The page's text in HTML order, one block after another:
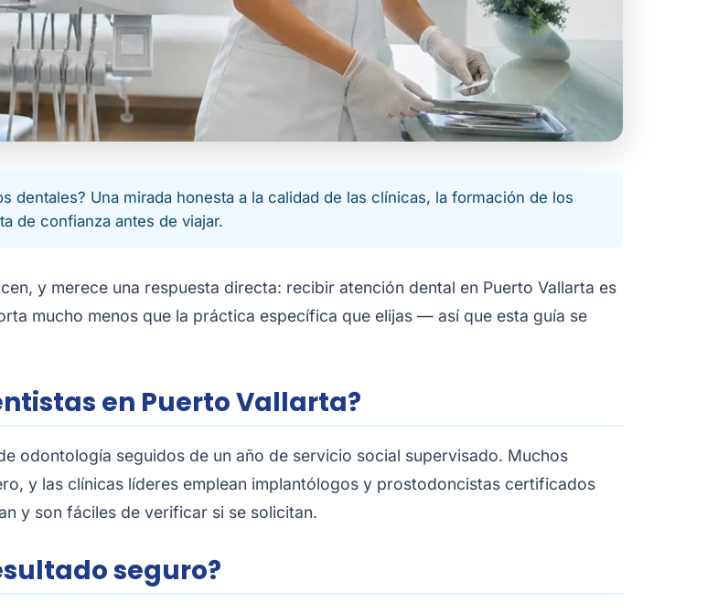
dentales? Una mirada honesta a la calidad de las clínicas, la formación de los
de confianza antes de viajar.
y merece una respuesta directa: recibir atención dental en Puerto Vallarta es
mucho menos que la práctica específica que elijas — así que esta guía se
en Puerto Vallarta?
odontología seguidos de un año de servicio social supervisado. Muchos
y las clínicas líderes emplean implantólogos y prostodoncistas certificados
y son fáciles de verificar si se solicitan.
seguro?